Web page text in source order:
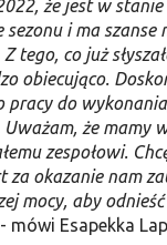
że jest w
i ma szanse
tego, co już
obiecująco.
pracy do
że mamy
zespołowi.
za okazanie nam
mocy, aby
mówi Esapekka